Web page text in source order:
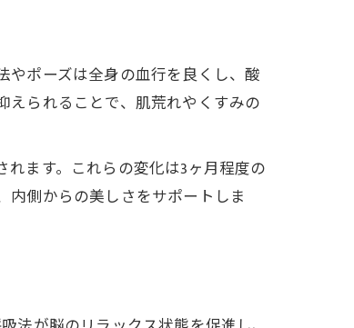
ポーズは全身の血行を良くし、酸
られることで、肌荒れやくすみの
ます。これらの変化は3ヶ月程度の
側からの美しさをサポートしま